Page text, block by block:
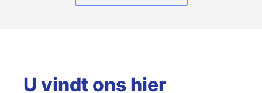
U vindt ons hier